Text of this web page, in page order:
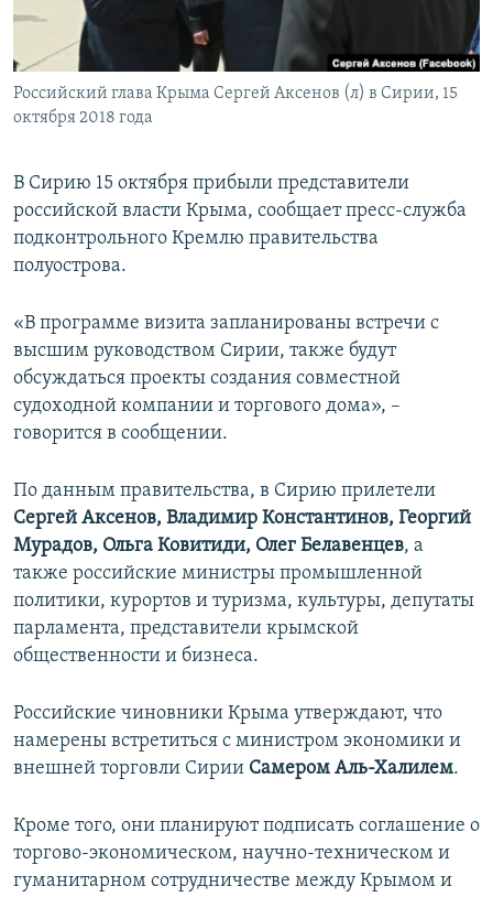
ПОБЕДИТЕЛЕЙ НЕ СУДЯТ?
КРЫМ.НЕПОКОРЕННЫЙ
ELIFBE
ПРИСОЕДИНЯЙТЕСЬ!
Все сайты RFE/RL
Российский глава Крыма Сергей Аксенов (л) в Сирии, 15
октября 2018 года
В Сирию 15 октября прибыли представители
российской власти Крыма, сообщает пресс-служба
подконтрольного Кремлю правительства
полуострова.
«В программе визита запланированы встречи с
высшим руководством Сирии, также будут
обсуждаться проекты создания совместной
судоходной компании и торгового дома», –
говорится в сообщении.
По данным правительства, в Сирию прилетели
Сергей Аксенов, Владимир Константинов, Георгий
Мурадов, Ольга Ковитиди, Олег Белавенцев, а
также российские министры промышленной
политики, курортов и туризма, культуры, депутаты
парламента, представители крымской
общественности и бизнеса.
Российские чиновники Крыма утверждают, что
намерены встретиться с министром экономики и
внешней торговли Сирии Самером Аль-Халилем.
Кроме того, они планируют подписать соглашение о
торгово-экономическом, научно-техническом и
гуманитарном сотрудничестве между Крымом и